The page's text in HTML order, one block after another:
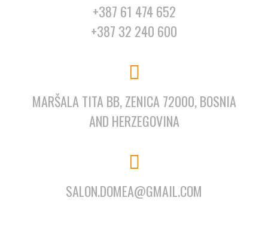
+387 61 474 652
+387 32 240 600
MARŠALA TITA BB, ZENICA 72000, BOSNIA
AND HERZEGOVINA
SALON.DOMEA@GMAIL.COM